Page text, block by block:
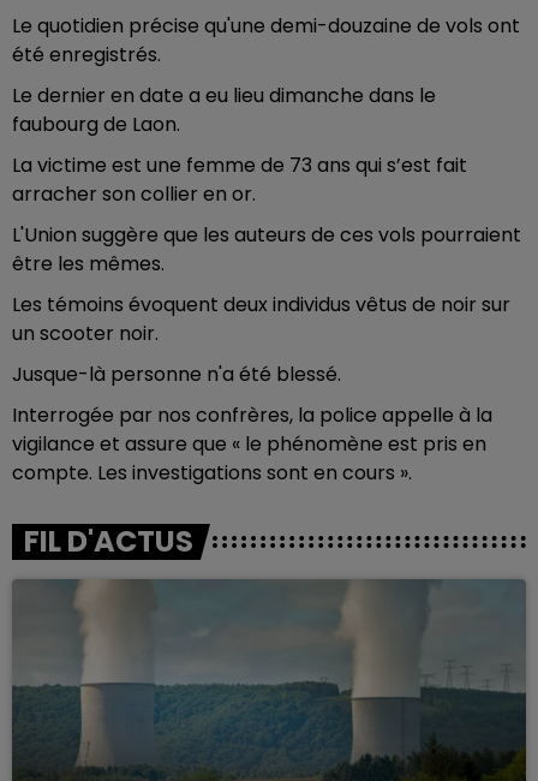
Le quotidien précise qu'une demi-douzaine de vols ont
été enregistrés.
Le dernier en date a eu lieu dimanche dans le
faubourg de Laon.
La victime est une femme de 73 ans qui s’est fait
arracher son collier en or.
L'Union suggère que les auteurs de ces vols pourraient
être les mêmes.
Les témoins évoquent deux individus vêtus de noir sur
un scooter noir.
Jusque-là personne n'a été blessé.
Interrogée par nos confrères, la police appelle à la
vigilance et assure que « le phénomène est pris en
compte. Les investigations sont en cours ».
FIL D'ACTUS